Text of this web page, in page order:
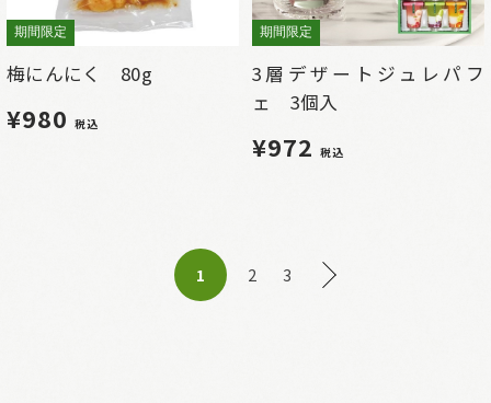
期間限定
梅にんにく 80g
¥980税込
期間限定
3層デザートジュレパフ
ェ 3個入
¥972税込
1 2 3